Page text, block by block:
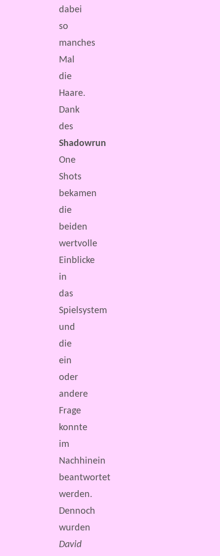
dabei
so
manches
Mal
die
Haare.
Dank
des
Shadowrun
One
Shots
bekamen
die
beiden
wertvolle
Einblicke
in
das
Spielsystem
und
die
ein
oder
andere
Frage
konnte
im
Nachhinein
beantwortet
werden.
Dennoch
wurden
David